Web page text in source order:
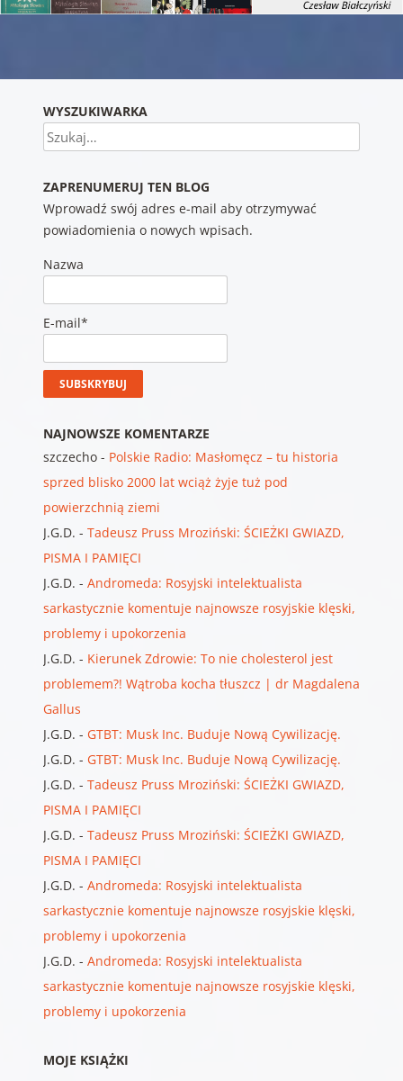
WYSZUKIWARKA
Szukaj
ZAPRENUMERUJ TEN BLOG
Wprowadź swój adres e-mail aby otrzymywać
powiadomienia o nowych wpisach.
Nazwa
E-mail*
NAJNOWSZE KOMENTARZE
szczecho- Polskie Radio: Masłomęcz – tu historia
sprzed blisko 2000 lat wciąż żyje tuż pod
powierzchnią ziemi
J.G.D. - Tadeusz Pruss Mroziński: ŚCIEŻKI GWIAZD,
PISMA I PAMIĘCI
J.G.D. - Andromeda: Rosyjski intelektualista
sarkastycznie komentuje najnowsze rosyjskie klęski,
problemy i upokorzenia
J.G.D. - Kierunek Zdrowie: To nie cholesterol jest
problemem?! Wątroba kocha tłuszcz | dr Magdalena
Gallus
J.G.D. - GTBT: Musk Inc. Buduje Nową Cywilizację.
J.G.D. - GTBT: Musk Inc. Buduje Nową Cywilizację.
J.G.D. - Tadeusz Pruss Mroziński: ŚCIEŻKI GWIAZD,
PISMA I PAMIĘCI
J.G.D. - Tadeusz Pruss Mroziński: ŚCIEŻKI GWIAZD,
PISMA I PAMIĘCI
J.G.D. - Andromeda: Rosyjski intelektualista
sarkastycznie komentuje najnowsze rosyjskie klęski,
problemy i upokorzenia
J.G.D. - Andromeda: Rosyjski intelektualista
sarkastycznie komentuje najnowsze rosyjskie klęski,
problemy i upokorzenia
MOJE KSIĄŻKI